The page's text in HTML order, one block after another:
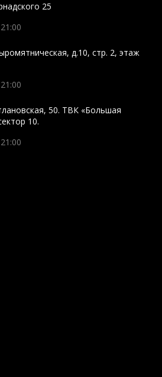
25
д.10, стр. 2, этаж
50. ТВК «Большая
10.